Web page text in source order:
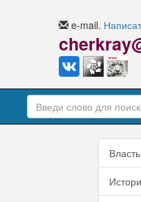
e-mail.